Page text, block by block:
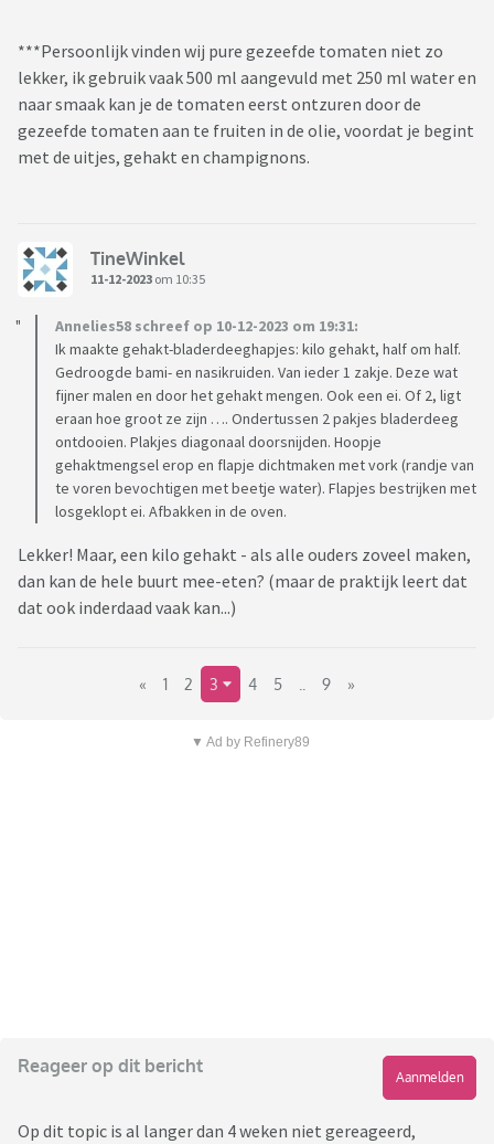
***Persoonlijk vinden wij pure gezeefde tomaten niet zo
lekker, ik gebruik vaak 500 ml aangevuld met 250 ml water en
naar smaak kan je de tomaten eerst ontzuren door de
gezeefde tomaten aan te fruiten in de olie, voordat je begint
met de uitjes, gehakt en champignons.
TineWinkel
11-12-2023 om 10:35
Annelies58 schreef op 10-12-2023 om 19:31:
Ik maakte gehakt-bladerdeeghapjes: kilo gehakt, half om half.
Gedroogde bami- en nasikruiden. Van ieder 1 zakje. Deze wat
fijner malen en door het gehakt mengen. Ook een ei. Of 2, ligt
eraan hoe groot ze zijn …. Ondertussen 2 pakjes bladerdeeg
ontdooien. Plakjes diagonaal doorsnijden. Hoopje
gehaktmengsel erop en flapje dichtmaken met vork (randje van
te voren bevochtigen met beetje water). Flapjes bestrijken met
losgeklopt ei. Afbakken in de oven.
Lekker! Maar, een kilo gehakt - als alle ouders zoveel maken,
dan kan de hele buurt mee-eten? (maar de praktijk leert dat
dat ook inderdaad vaak kan...)
« 1 2 3 4 5 9 »
▼ Ad by Refinery89
Reageer op dit bericht
Aanmelden
Op dit topic is al langer dan 4 weken niet gereageerd,